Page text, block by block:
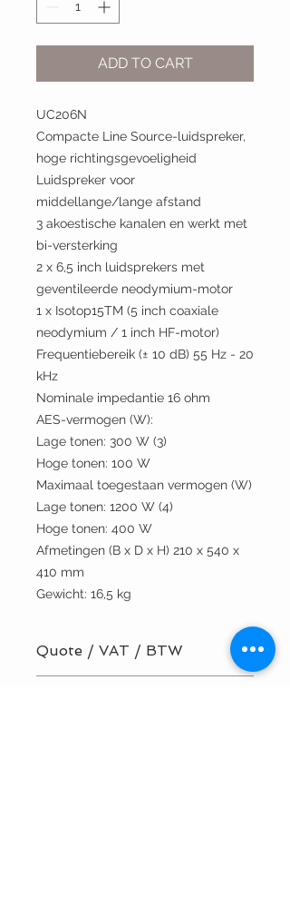
ADD TO CART
UC206N
Compacte Line Source-luidspreker,
hoge richtingsgevoeligheid
Luidspreker voor
middellange/lange afstand
3 akoestische kanalen en werkt met
bi-versterking
2 x 6,5 inch luidsprekers met
geventileerde neodymium-motor
1 x Isotop15TM (5 inch coaxiale
neodymium / 1 inch HF-motor)
Frequentiebereik (± 10 dB) 55 Hz - 20
kHz
Nominale impedantie 16 ohm
AES-vermogen (W):
Lage tonen: 300 W (3)
Hoge tonen: 100 W
Maximaal toegestaan vermogen (W)
Lage tonen: 1200 W (4)
Hoge tonen: 400 W
Afmetingen (B x D x H) 210 x 540 x
410 mm
Gewicht: 16,5 kg
Quote / VAT / BTW